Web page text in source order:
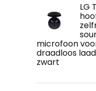
LG
microfoon
draadloos
zwart